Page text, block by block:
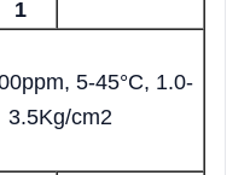
1
5-45°C, 1.0-
3.5Kg/cm2